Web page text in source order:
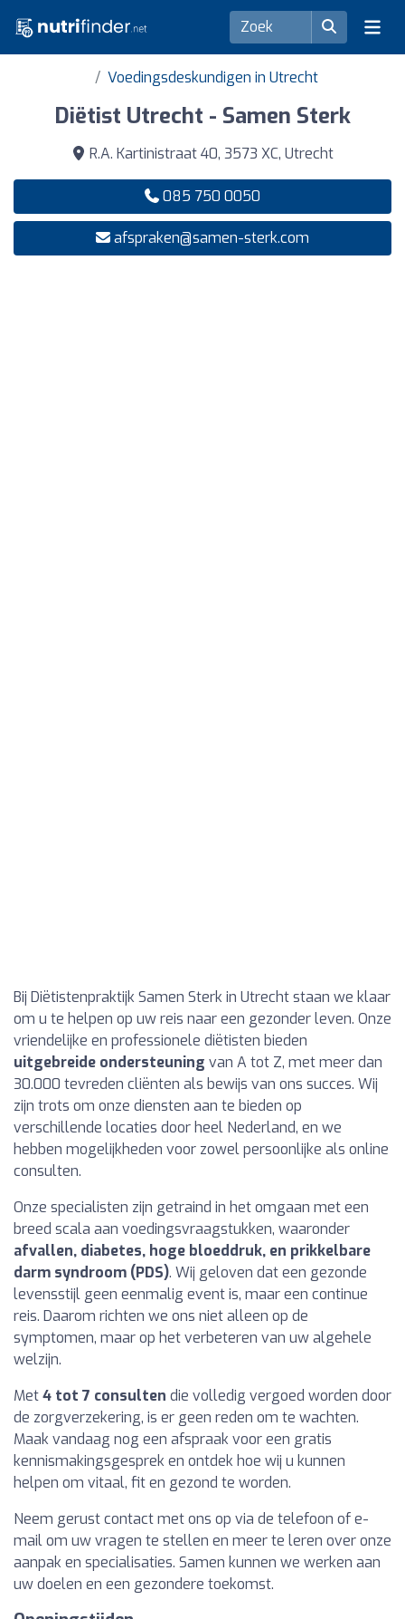
Voedingsdeskundigen in Utrecht
Diëtist Utrecht - Samen Sterk
R.A. Kartinistraat 40, 3573 XC, Utrecht
085 750 0050
afspraken@samen-sterk.com
Bij Diëtistenpraktijk Samen Sterk in Utrecht staan we klaar
om u te helpen op uw reis naar een gezonder leven. Onze
vriendelijke en professionele diëtisten bieden
uitgebreide ondersteuning van A tot Z, met meer dan
30.000 tevreden cliënten als bewijs van ons succes. Wij
zijn trots om onze diensten aan te bieden op
verschillende locaties door heel Nederland, en we
hebben mogelijkheden voor zowel persoonlijke als online
consulten.
Onze specialisten zijn getraind in het omgaan met een
breed scala aan voedingsvraagstukken, waaronder
afvallen, diabetes, hoge bloeddruk, en prikkelbare
darm syndroom (PDS). Wij geloven dat een gezonde
levensstijl geen eenmalig event is, maar een continue
reis. Daarom richten we ons niet alleen op de
symptomen, maar op het verbeteren van uw algehele
welzijn.
Met4 tot 7 consulten die volledig vergoed worden door
de zorgverzekering, is er geen reden om te wachten.
Maak vandaag nog een afspraak voor een gratis
kennismakingsgesprek en ontdek hoe wij u kunnen
helpen om vitaal, fit en gezond te worden.
Neem gerust contact met ons op via de telefoon of e-
mail om uw vragen te stellen en meer te leren over onze
aanpak en specialisaties. Samen kunnen we werken aan
uw doelen en een gezondere toekomst.